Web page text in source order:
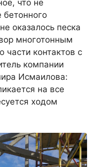
что не
бетонного
оказалось песка
многотонным
части контактов с
компании
Исмаилова:
на все
ходом